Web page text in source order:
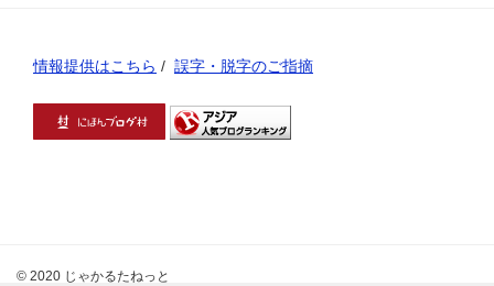
情報提供はこちら / 誤字・脱字のご指摘
© 2020 じゃかるたねっと